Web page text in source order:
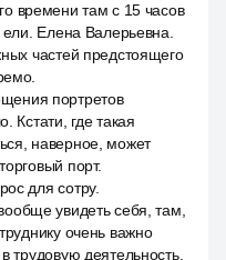
времени там с 15 часов
Елена Валерьевна.
частей предстоящего
портретов
Кстати, где такая
наверное, может
порт.
для сотру.
увидеть себя, там,
очень важно
трудовую деятельность.